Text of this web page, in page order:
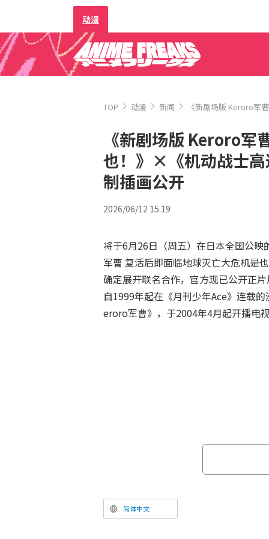
动漫
TOP 动漫 新闻 《新剧场版 Keroro军
《新剧场版 Keroro军
也！》×《机动战士
制插画公开
2026/06/12 15:19
将于6月26日（周五）在日本全国公
军曹 复活后即面临地球灭亡大危机是
确定展开联名合作，官方现已公开正
自1999年起在《月刊少年Ace》连载
eroro军曹》，于2004年4月起开播电
简体中文